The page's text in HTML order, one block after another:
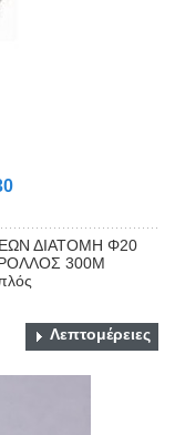
ΔΙΑΤΟΜΗ Φ20
300Μ
Λεπτομέρειες